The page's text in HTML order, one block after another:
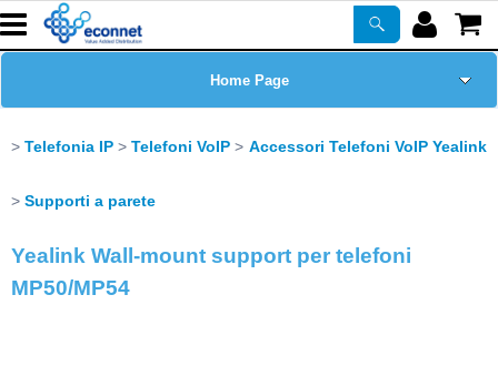
Home Page
Corsi
Telefonia IP Telefoni VoIP Accessori Telefoni VoIP Yealink
Supporti a parete
Yealink Wall-mount support per telefoni
MP50/MP54